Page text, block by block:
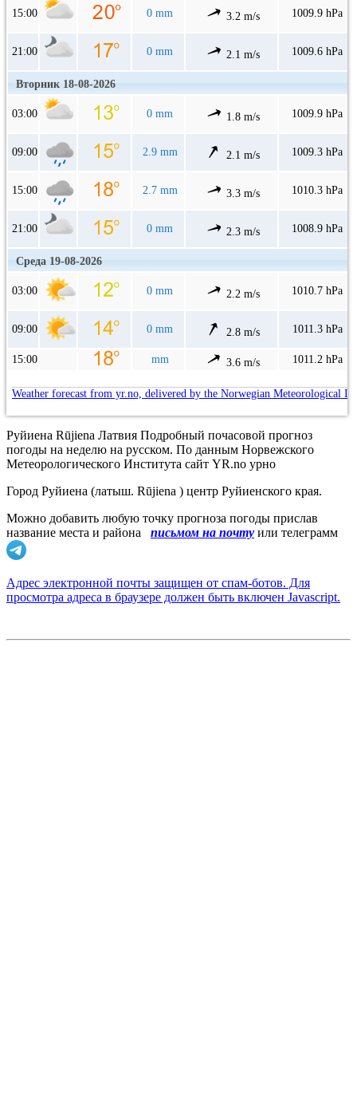
15:00 0 mm 3.2 m/s 1009.9 hPa
21:00 0 mm 2.1 m/s 1009.6 hPa
Вторник 18-08-2026
03:00 0 mm 1.8 m/s 1009.9 hPa
09:00 2.9 mm 2.1 m/s 1009.3 hPa
15:00 2.7 mm 3.3 m/s 1010.3 hPa
21:00 0 mm 2.3 m/s 1008.9 hPa
Среда 19-08-2026
03:00 0 mm 2.2 m/s 1010.7 hPa
09:00 0 mm 2.8 m/s 1011.3 hPa
15:00 mm 3.6 m/s 1011.2 hPa
Weather forecast from yr.no, delivered by the Norwegian Meteorological
Руйиена Rūjiena Латвия Подробный почасовой прогноз
погоды на неделю на русском. По данным Норвежского
Метеорологического Института сайт YR.no урно
Город Руйиена (латыш. Rūjiena ) центр Руйиенского края.
Можно добавить любую точку прогноза погоды прислав
название места и района
письмом на почту или телеграмм
Адрес электронной почты защищен от спам-ботов. Для
просмотра адреса в браузере должен быть включен Javascript.